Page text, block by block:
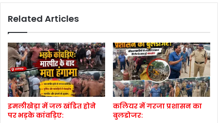
Related Articles
इमलीखेड़ा में जल खंडित होने
पर भड़के कांवड़िए:
कलियर में गरजा प्रशासन का
बुलडोजर: